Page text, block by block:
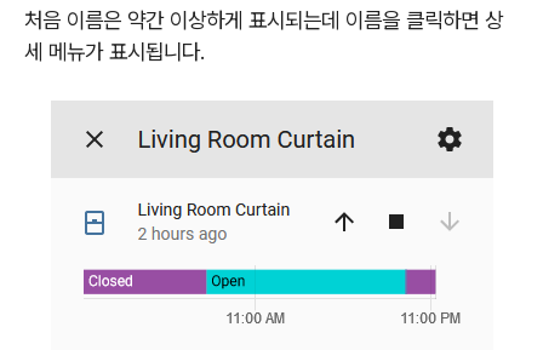
처음 이름은 약간 이상하게 표시되는데 이름을 클릭하면 상
세 메뉴가 표시됩니다.